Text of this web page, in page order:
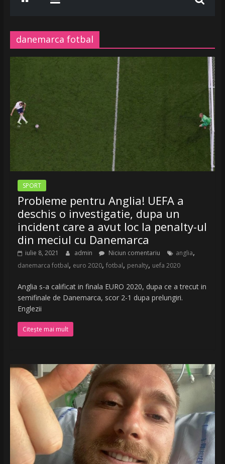
ASCULTA
HITURILE
Belea
Romania
|
www.radiobelea.ro
danemarca fotbal
SPORT
Probleme pentru Anglia! UEFA a
deschis o investigatie, dupa un
incident care a avut loc la penalty-ul
din meciul cu Danemarca
iulie 8, 2021 admin Niciun comentariu anglia,
danemarca fotbal, euro 2020, fotbal, penalty, uefa 2020
Anglia s-a calificat in finala EURO 2020, dupa ce a trecut in
semifinale de Danemarca, scor 2-1 dupa prelungiri.
Englezii
Citește mai mult